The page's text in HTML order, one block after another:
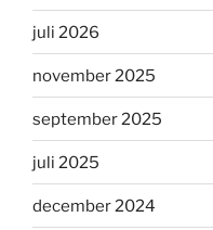
juli 2026
november 2025
september 2025
juli 2025
december 2024